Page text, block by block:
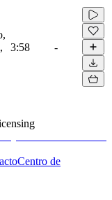
3:58 -
Centro de